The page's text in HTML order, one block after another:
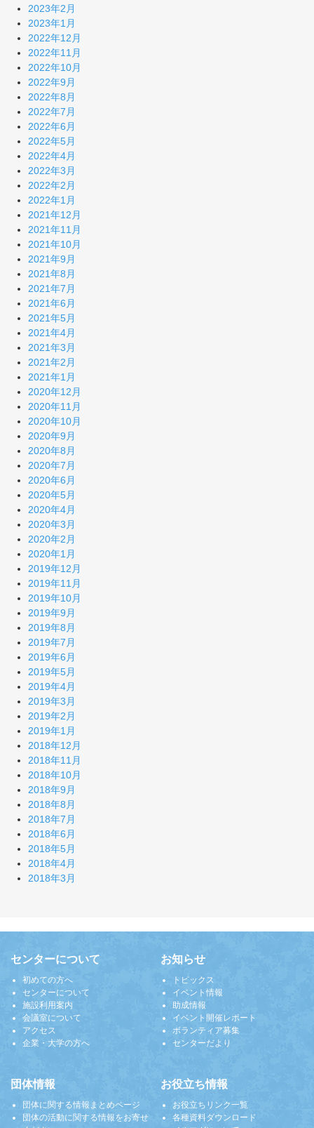
2023年2月
2023年1月
2022年12月
2022年11月
2022年10月
2022年9月
2022年8月
2022年7月
2022年6月
2022年5月
2022年4月
2022年3月
2022年2月
2022年1月
2021年12月
2021年11月
2021年10月
2021年9月
2021年8月
2021年7月
2021年6月
2021年5月
2021年4月
2021年3月
2021年2月
2021年1月
2020年12月
2020年11月
2020年10月
2020年9月
2020年8月
2020年7月
2020年6月
2020年5月
2020年4月
2020年3月
2020年2月
2020年1月
2019年12月
2019年11月
2019年10月
2019年9月
2019年8月
2019年7月
2019年6月
2019年5月
2019年4月
2019年3月
2019年2月
2019年1月
2018年12月
2018年11月
2018年10月
2018年9月
2018年8月
2018年7月
2018年6月
2018年5月
2018年4月
2018年3月
センターについて
初めての方へ
センターについて
施設利用案内
会議室について
アクセス
企業・大学の方へ
お知らせ
トピックス
イベント情報
助成情報
イベント開催レポート
ボランティア募集
センターだより
団体情報
団体に関する情報まとめページ
団体の活動に関する情報をお寄せ
お役立ち情報
お役立ちリンク一覧
各種資料ダウンロード